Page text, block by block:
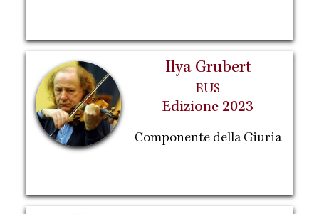
Ilya Grubert
RUS
Edizione 2023
Componente della Giuria